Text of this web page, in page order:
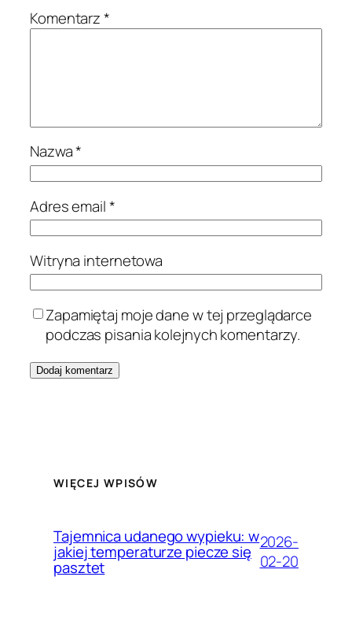
Komentarz*
Nazwa*
Adres email*
Witryna internetowa
Zapamiętaj moje dane w tej przeglądarce
podczas pisania kolejnych komentarzy.
WIĘCEJ WPISÓW
Tajemnica udanego wypieku: w
jakiej temperaturze piecze się
pasztet
2026-
02-20